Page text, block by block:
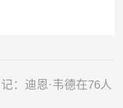
：迪恩·韦德在76人